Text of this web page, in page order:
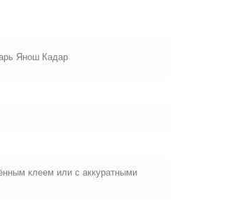
Янош Кадар
клеем или с аккуратными